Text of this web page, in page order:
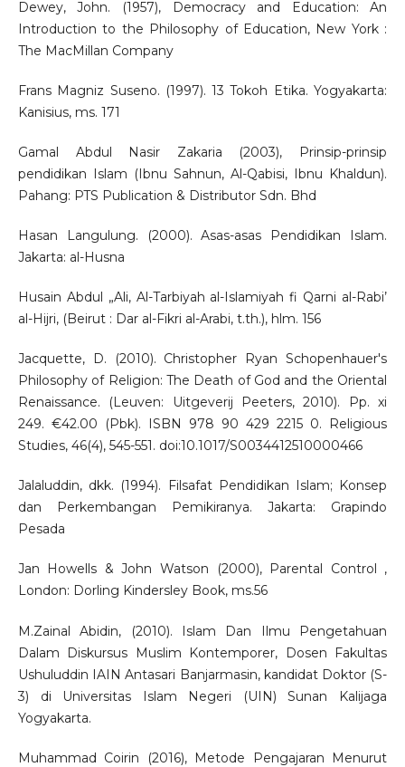
Dewey, John. (1957), Democracy and Education: An
Introduction to the Philosophy of Education, New York :
The MacMillan Company
Frans Magniz Suseno. (1997). 13 Tokoh Etika. Yogyakarta:
Kanisius, ms. 171
Gamal Abdul Nasir Zakaria (2003), Prinsip-prinsip
pendidikan Islam (Ibnu Sahnun, Al-Qabisi, Ibnu Khaldun).
Pahang: PTS Publication & Distributor Sdn. Bhd
Hasan Langulung. (2000). Asas-asas Pendidikan Islam.
Jakarta: al-Husna
Husain Abdul „Ali, Al-Tarbiyah al-Islamiyah fi Qarni al-Rabi’
al-Hijri, (Beirut : Dar al-Fikri al-Arabi, t.th.), hlm. 156
Jacquette, D. (2010). Christopher Ryan Schopenhauer's
Philosophy of Religion: The Death of God and the Oriental
Renaissance. (Leuven: Uitgeverij Peeters, 2010). Pp. xi
249. €42.00 (Pbk). ISBN 978 90 429 2215 0. Religious
Studies, 46(4), 545-551. doi:10.1017/S0034412510000466
Jalaluddin, dkk. (1994). Filsafat Pendidikan Islam; Konsep
dan Perkembangan Pemikiranya. Jakarta: Grapindo
Pesada
Jan Howells & John Watson (2000), Parental Control ,
London: Dorling Kindersley Book, ms.56
M.Zainal Abidin, (2010). Islam Dan Ilmu Pengetahuan
Dalam Diskursus Muslim Kontemporer, Dosen Fakultas
Ushuluddin IAIN Antasari Banjarmasin, kandidat Doktor (S-
3) di Universitas Islam Negeri (UIN) Sunan Kalijaga
Yogyakarta.
Muhammad Coirin (2016), Metode Pengajaran Menurut